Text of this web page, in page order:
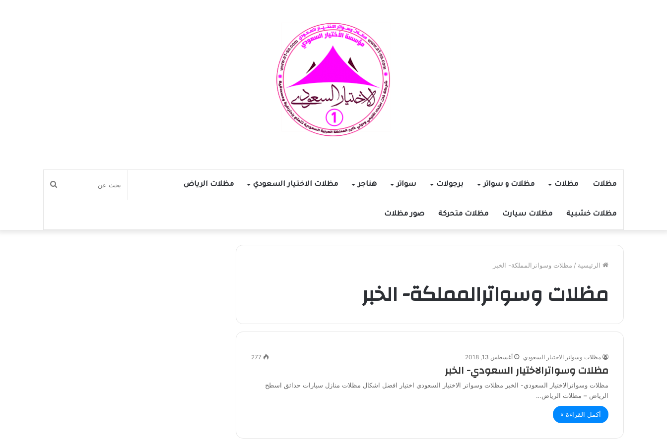
مظلات مظلات مظلات و سواتر برجولات سواتر هناجر مظلات الاختيار السعودي مظلات الرياض
مظلات خشبية مظلات سيارت مظلات متحركة صور مظلات
بحث
الرئيسية / مظلات وسواترالمملكة- الخبر
مظلات وسواترالمملكة- الخبر
مظلات وسواتر الاختيار السعودي أغسطس 13, 2018 277
مظلات وسواترالاختيار السعودي- الخبر
مظلات وسواترالاختيار السعودي- الخبر مظلات وسواتر الاختيار السعودي اختيار افضل اشكال مظلات منازل سيارات حدائق اسطح
الرياض – مظلات الرياض…
أكمل القراءة »